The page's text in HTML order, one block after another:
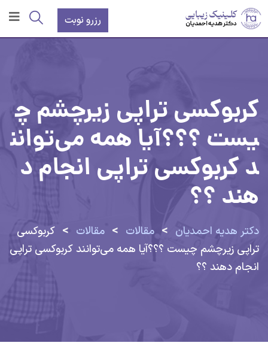
رزرو نوبت
کربوکسی تراپی زیرچشم چ
یست ؟؟؟آیا همه می‌توانن
د کربوکسی تراپی انجام د
هند ؟؟
دکتر هدیه احمدیان > مقالات > مقالات > کربوکسی
تراپی زیرچشم چیست ؟؟؟آیا همه می‌توانند کربوکسی تراپی
انجام دهند ؟؟